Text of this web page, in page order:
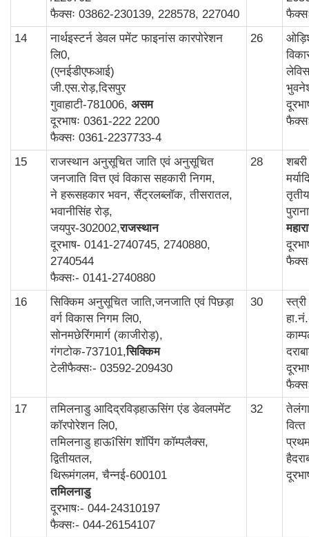
फैक्सः 03862-230139, 228578, 227040
14
नार्थइस्टर्न डेवल पमेंट फाइनांस कारपोरेशन
लि0,
(एनईडीएफआई)
जी.एस.रोड़,दिसपुर
गुवाहाटी-781006, असम
दूरभाषः 0361-222 2200
फैक्सः 0361-2237733-4
26
15
राजस्थान अनुसूचित जाति एवं अनुसूचित
जनजाति वित्त एवं विकास सहकारी निगम,
ने हरूसहकार भवन, सैंट्रलब्लॉक, तीसरातल,
भवानीसिंह रोड़,
जयपुर-302002,राजस्थान
दूरभाष- 0141-2740745, 2740880,
2740544
फैक्सः- 0141-2740880
28
16
सिक्किम अनुसूचित जाति,जनजाति एवं पिछड़ा
वर्ग विकास निगम लि0,
सोनमछेरिंगमार्ग (काजीरोड़),
गंगटोक-737101,सिक्किम
टेलीफैक्सः- 03592-209430
30
17
तमिलनाडु आदिद्रविड़हाऊसिंग एंड डेवलपमेंट
कॉरपोरेशन लि0,
तमिलनाडु हाऊîसिंग शॉपिंग कॉम्पलैक्स,
द्वितीयतल,
थिरूमंगलम, चैन्नई-600101
तमिलनाडु
दूरभाषः- 044-24310197
फैक्सः- 044-26154107
32